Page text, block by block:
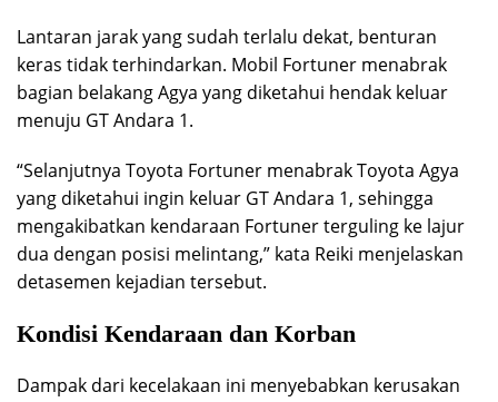
Lantaran jarak yang sudah terlalu dekat, benturan
keras tidak terhindarkan. Mobil Fortuner menabrak
bagian belakang Agya yang diketahui hendak keluar
menuju GT Andara 1.
“Selanjutnya Toyota Fortuner menabrak Toyota Agya
yang diketahui ingin keluar GT Andara 1, sehingga
mengakibatkan kendaraan Fortuner terguling ke lajur
dua dengan posisi melintang,” kata Reiki menjelaskan
detasemen kejadian tersebut.
Kondisi Kendaraan dan Korban
Dampak dari kecelakaan ini menyebabkan kerusakan